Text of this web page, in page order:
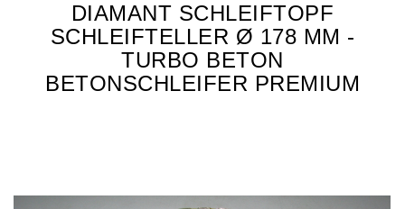
DIAMANT SCHLEIFTOPF
SCHLEIFTELLER Ø 178 MM -
TURBO BETON
BETONSCHLEIFER PREMIUM